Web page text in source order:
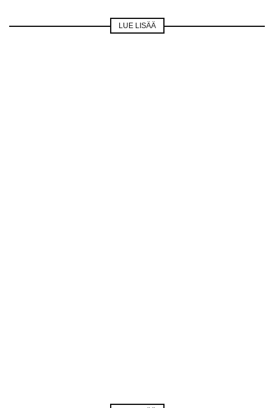
LUE LISÄÄ